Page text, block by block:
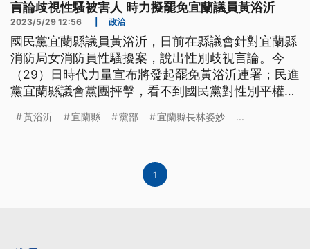
言論歧視性騷被害人 時力擬罷免宜蘭議員黃浴沂
2023/5/29 12:56 政治
國民黨宜蘭縣議員黃浴沂，日前在縣議會針對宜蘭縣
消防局女消防員性騷擾案，說出性別歧視言論。今
（29）日時代力量宣布將發起罷免黃浴沂連署；民進
黨宜蘭縣議會黨團抨擊，看不到國民黨對性別平權的
力不打算終止罷免程序。
黃浴沂 宜蘭縣 黨部 宜蘭縣長林姿妙 ...
1